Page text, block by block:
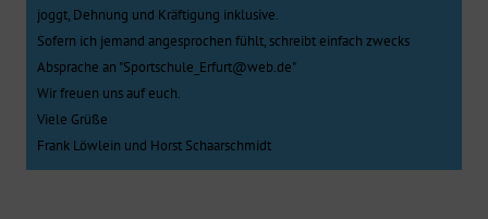
joggt, Dehnung und Kräftigung inklusive.
Sofern ich jemand angesprochen fühlt, schreibt einfach zwecks
Absprache an "Sportschule_Erfurt@web.de"
Wir freuen uns auf euch.
Viele Grüße
Frank Löwlein und Horst Schaarschmidt